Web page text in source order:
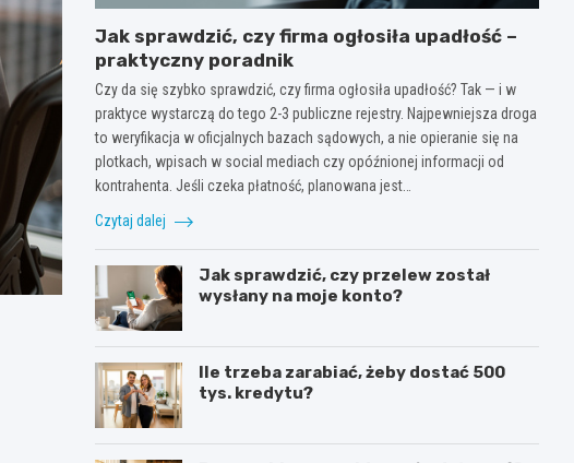
Jak sprawdzić, czy firma ogłosiła upadłość –
praktyczny poradnik
Czy da się szybko sprawdzić, czy firma ogłosiła upadłość? Tak — i w
praktyce wystarczą do tego 2-3 publiczne rejestry. Najpewniejsza droga
to weryfikacja w oficjalnych bazach sądowych, a nie opieranie się na
plotkach, wpisach w social mediach czy opóźnionej informacji od
kontrahenta. Jeśli czeka płatność, planowana jest…
Czytaj dalej
Jak sprawdzić, czy przelew został
wysłany na moje konto?
Ile trzeba zarabiać, żeby dostać 500
tys. kredytu?